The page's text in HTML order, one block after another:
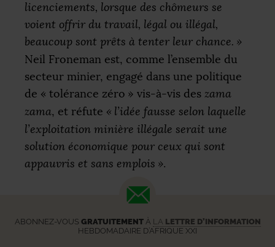
licenciements, lorsque des chômeurs se
voient offrir du travail, légal ou illégal,
beaucoup sont prêts à tenter leur chance. »
Neil Froneman est, comme l’ensemble du
secteur minier, engagé dans une politique
de « tolérance zéro » vis-à-vis des zama
zama, et réfute « l’idée fausse selon laquelle
l’exploitation minière illégale serait une
solution économique pour ceux qui sont
appauvris et sans emplois ».
ABONNEZ-VOUS GRATUITEMENTÀ LA LETTRE D’INFORMATION
HEBDOMADAIRE D’AFRIQUE XXI